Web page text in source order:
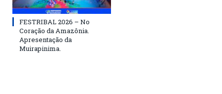
FESTRIBAL 2026 – No
Coração da Amazônia.
Apresentação da
Muirapinima.